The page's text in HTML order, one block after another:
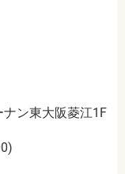
ン東大阪菱江1F